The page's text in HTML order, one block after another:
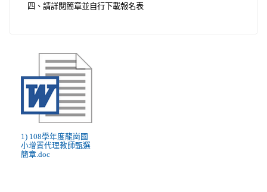
四、請詳閱簡章並自行下載報名表
1) 108學年度龍崗國
小增置代理教師甄選
簡章.doc